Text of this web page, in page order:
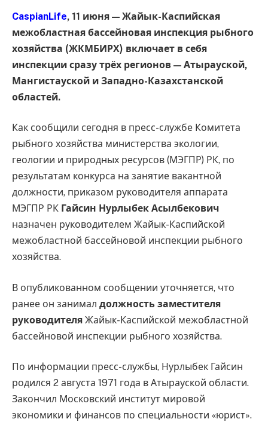
CaspianLife, 11 июня — Жайык-Каспийская
межобластная бассейновая инспекция рыбного
хозяйства (ЖКМБИРХ) включает в себя
инспекции сразу трёх регионов — Атырауской,
Мангистауской и Западно-Казахстанской
областей.
Как сообщили сегодня в пресс-службе Комитета
рыбного хозяйства министерства экологии,
геологии и природных ресурсов (МЭГПР) РК, по
результатам конкурса на занятие вакантной
должности, приказом руководителя аппарата
МЭГПР РК Гайсин Нурлыбек Асылбекович
назначен руководителем Жайык-Каспийской
межобластной бассейновой инспекции рыбного
хозяйства.
В опубликованном сообщении уточняется, что
ранее он занимал должность заместителя
руководителя Жайык-Каспийской межобластной
бассейновой инспекции рыбного хозяйства.
По информации пресс-службы, Нурлыбек Гайсин
родился 2 августа 1971 года в Атырауской области.
Закончил Московский институт мировой
экономики и финансов по специальности «юрист».